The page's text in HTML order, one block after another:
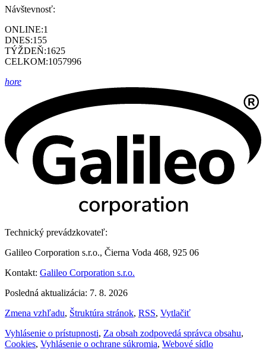
Návštevnosť:
ONLINE:1
DNES:155
TÝŽDEŇ:1625
CELKOM:1057996
hore
Technický prevádzkovateľ:
Galileo Corporation s.r.o., Čierna Voda 468, 925 06
Kontakt: Galileo Corporation s.r.o.
Posledná aktualizácia: 7. 8. 2026
Zmena vzhľadu, Štruktúra stránok, RSS, Vytlačiť
Vyhlásenie o prístupnosti, Za obsah zodpovedá správca obsahu,
Cookies, Vyhlásenie o ochrane súkromia, Webové sídlo